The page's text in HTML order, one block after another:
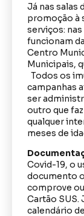
Já nas salas
promoção à
serviços:
funcionam
Centro
Municipais,
Todos os
campanhas
ser
outro que
qualquer
meses de
Covid-19, o
documento
comprove
Cartão SUS.
calendário